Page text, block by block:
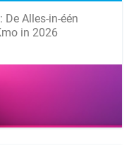
Alles-in-één
in 2026